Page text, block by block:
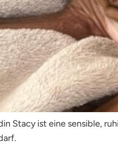
Stacy ist eine sensible,